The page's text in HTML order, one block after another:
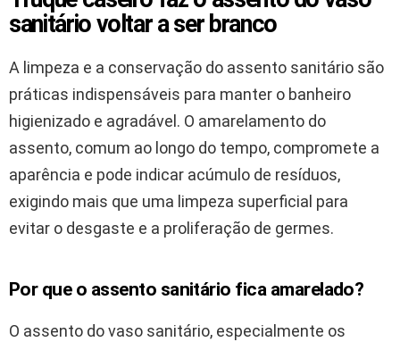
sanitário voltar a ser branco
A limpeza e a conservação do assento sanitário são
práticas indispensáveis para manter o banheiro
higienizado e agradável. O amarelamento do
assento, comum ao longo do tempo, compromete a
aparência e pode indicar acúmulo de resíduos,
exigindo mais que uma limpeza superficial para
evitar o desgaste e a proliferação de germes.
Por que o assento sanitário fica amarelado?
O assento do vaso sanitário, especialmente os